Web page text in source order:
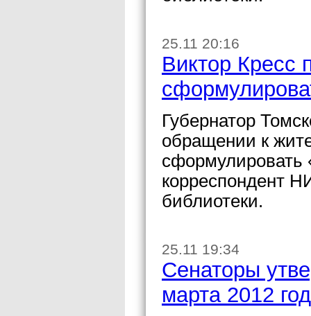
25.11 20:16
Виктор Кресс
Губернатор
обращении к
сформулировать
корреспондент
библиотеки.
25.11 19:34
Сенаторы
марта 2012